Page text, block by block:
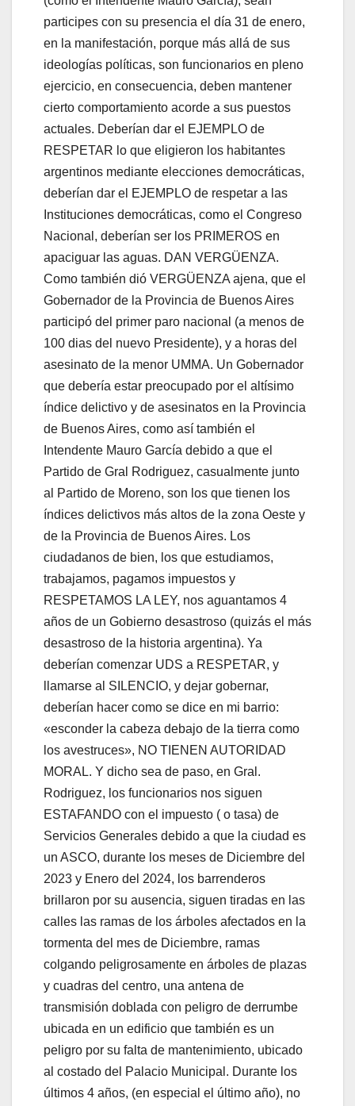
participes con su presencia el día 31 de enero,
en la manifestación, porque más allá de sus
ideologías políticas, son funcionarios en pleno
ejercicio, en consecuencia, deben mantener
cierto comportamiento acorde a sus puestos
actuales. Deberían dar el EJEMPLO de
RESPETAR lo que eligieron los habitantes
argentinos mediante elecciones democráticas,
deberían dar el EJEMPLO de respetar a las
Instituciones democráticas, como el Congreso
Nacional, deberían ser los PRIMEROS en
apaciguar las aguas. DAN VERGÜENZA.
Como también dió VERGÜENZA ajena, que el
Gobernador de la Provincia de Buenos Aires
participó del primer paro nacional (a menos de
100 dias del nuevo Presidente), y a horas del
asesinato de la menor UMMA. Un Gobernador
que debería estar preocupado por el altísimo
índice delictivo y de asesinatos en la Provincia
de Buenos Aires, como así también el
Intendente Mauro García debido a que el
Partido de Gral Rodriguez, casualmente junto
al Partido de Moreno, son los que tienen los
índices delictivos más altos de la zona Oeste y
de la Provincia de Buenos Aires. Los
ciudadanos de bien, los que estudiamos,
trabajamos, pagamos impuestos y
RESPETAMOS LA LEY, nos aguantamos 4
años de un Gobierno desastroso (quizás el más
desastroso de la historia argentina). Ya
deberían comenzar UDS a RESPETAR, y
llamarse al SILENCIO, y dejar gobernar,
deberían hacer como se dice en mi barrio:
«esconder la cabeza debajo de la tierra como
los avestruces», NO TIENEN AUTORIDAD
MORAL. Y dicho sea de paso, en Gral.
Rodriguez, los funcionarios nos siguen
ESTAFANDO con el impuesto ( o tasa) de
Servicios Generales debido a que la ciudad es
un ASCO, durante los meses de Diciembre del
2023 y Enero del 2024, los barrenderos
brillaron por su ausencia, siguen tiradas en las
calles las ramas de los árboles afectados en la
tormenta del mes de Diciembre, ramas
colgando peligrosamente en árboles de plazas
y cuadras del centro, una antena de
transmisión doblada con peligro de derrumbe
ubicada en un edificio que también es un
peligro por su falta de mantenimiento, ubicado
al costado del Palacio Municipal. Durante los
últimos 4 años, (en especial el último año), no